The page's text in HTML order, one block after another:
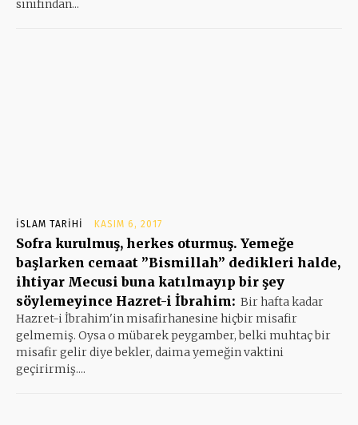
sınıfından...
İSLAM TARIHI KASIM 6, 2017
Sofra kurulmuş, herkes oturmuş. Yemeğe
başlarken cemaat ”Bismillah” dedikleri halde,
ihtiyar Mecusi buna katılmayıp bir şey
söylemeyince Hazret-i İbrahim: Bir hafta kadar
Hazret-i İbrahim'in misafirhanesine hiçbir misafir
gelmemiş. Oysa o mübarek peygamber, belki muhtaç bir
misafir gelir diye bekler, daima yemeğin vaktini
geçirirmiş....